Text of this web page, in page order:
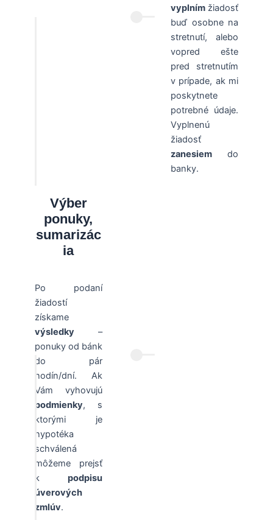
vyplnímžiadosť
buď osobne na
stretnutí, alebo
vopred ešte
pred stretnutím
v prípade, ak mi
poskytnete
potrebné údaje.
Vyplnenú
žiadosť
zanesiemdo
banky.
Výber
ponuky,
sumarizác
ia
Po podaní
žiadostí
získame
výsledky –
ponuky od bánk
do pár
hodín/dní. Ak
Vám vyhovujú
podmienky, s
ktorými je
hypotéka
schválená
môžeme prejsť
k podpisu
úverových
zmlúv.